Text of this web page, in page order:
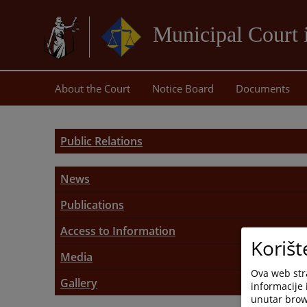
Municipal Court
About the Court Notice Board Documents
Public Relations
News
Recent News
Press Releases
Publications
Promotional Materials
Access to Information
Vodič za ostvarivanje prava pristupa
Request for access to information
Media
Public Relations Representative
Gallery
Ova web
informacije
unutar